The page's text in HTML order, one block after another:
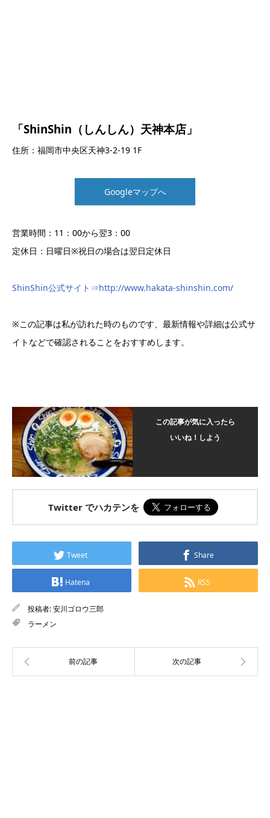
「ShinShin（しんしん）天神本店」
住所：福岡市中央区天神3-2-19 1F
Googleマップへ
営業時間：11：00から翌3：00
定休日：日曜日※祝日の場合は翌日定休日
ShinShin公式サイト⇒http://www.hakata-shinshin.com/
※この記事は私が訪れた時のものです、最新情報や詳細は公式サ
イトなどで確認されることをおすすめします。
この記事が気に入ったら
いいね！しよう
Twitter でハカテンを
Tweet Share
Hatena RSS
投稿者:安川ゴロウ三郎
ラーメン